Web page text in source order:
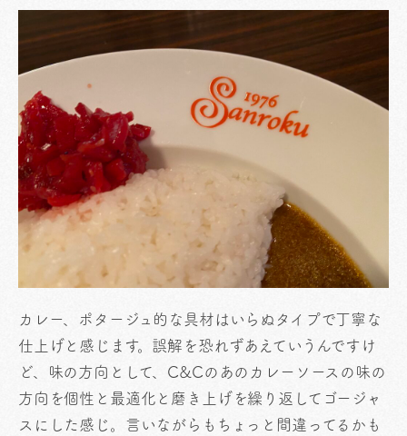
カレー、ポタージュ的な具材はいらぬタイプで丁寧な
仕上げと感じます。誤解を恐れずあえていうんですけ
ど、味の方向として、C&Cのあのカレーソースの味の
方向を個性と最適化と磨き上げを繰り返してゴージャ
スにした感じ。言いながらもちょっと間違ってるかも